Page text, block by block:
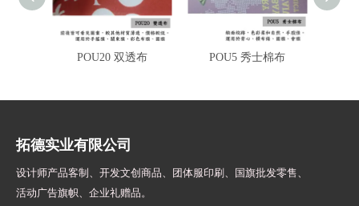
POU20 双透布 POU5 秀士棉布
拓德实业有限公司
设计师产品客制、开发文创商品、团体服印刷、
国旗批发零售、
活动广告旗帜、 企业礼赠品。